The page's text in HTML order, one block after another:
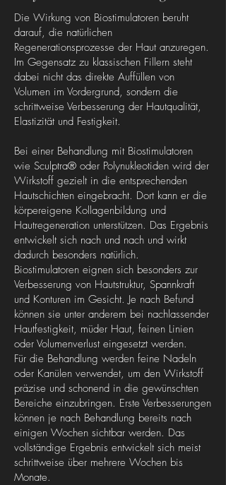
Die Wirkung von Biostimulatoren beruht
darauf, die natürlichen
Regenerationsprozesse der Haut anzuregen.
Im Gegensatz zu klassischen Fillern steht
dabei nicht das direkte Auffüllen von
Volumen im Vordergrund, sondern die
schrittweise Verbesserung der Hautqualität,
Elastizität und Festigkeit.
Bei einer Behandlung mit Biostimulatoren
wie Sculptra® oder Polynukleotiden wird der
Wirkstoff gezielt in die entsprechenden
Hautschichten eingebracht. Dort kann er die
körpereigene Kollagenbildung und
Hautregeneration unterstützen. Das Ergebnis
entwickelt sich nach und nach und wirkt
dadurch besonders natürlich.
Biostimulatoren eignen sich besonders zur
Verbesserung von Hautstruktur, Spannkraft
und Konturen im Gesicht. Je nach Befund
können sie unter anderem bei nachlassender
Hautfestigkeit, müder Haut, feinen Linien
oder Volumenverlust eingesetzt werden.
Für die Behandlung werden feine Nadeln
oder Kanülen verwendet, um den Wirkstoff
präzise und schonend in die gewünschten
Bereiche einzubringen. Erste Verbesserungen
können je nach Behandlung bereits nach
einigen Wochen sichtbar werden. Das
vollständige Ergebnis entwickelt sich meist
schrittweise über mehrere Wochen bis
Monate.